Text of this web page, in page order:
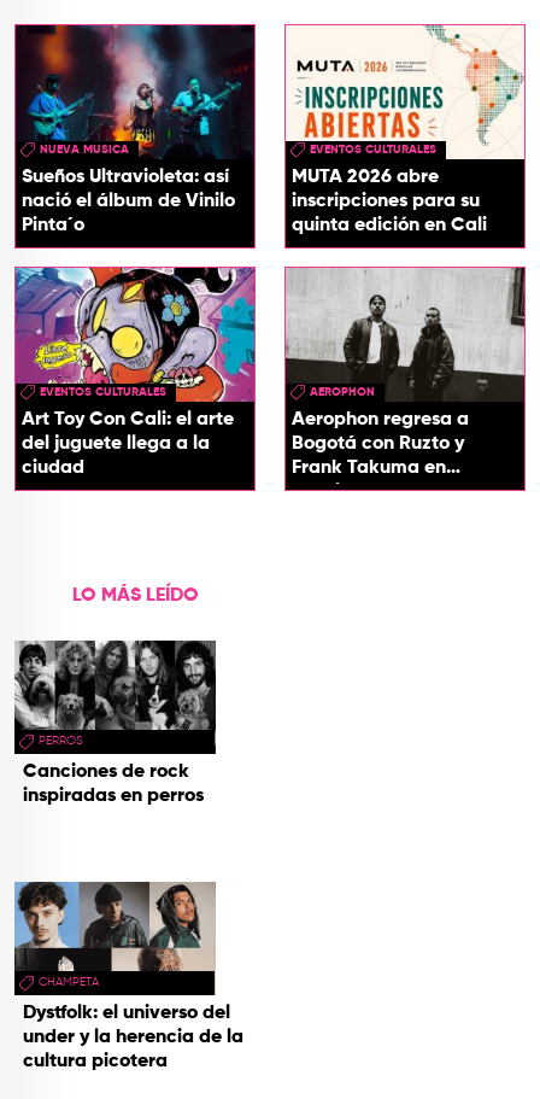
NUEVA MUSICA
Sueños Ultravioleta: así
nació el álbum de Vinilo
Pinta´o
EVENTOS CULTURALES
MUTA 2026 abre
inscripciones para su
quinta edición en Cali
EVENTOS CULTURALES
Art Toy Con Cali: el arte
del juguete llega a la
ciudad
AEROPHON
Aerophon regresa a
Bogotá con Ruzto y
Frank Takuma en
concierto
LO MÁS LEÍDO
PERROS
Canciones de rock
inspiradas en perros
CHAMPETA
Dystfolk: el universo del
under y la herencia de la
cultura picotera